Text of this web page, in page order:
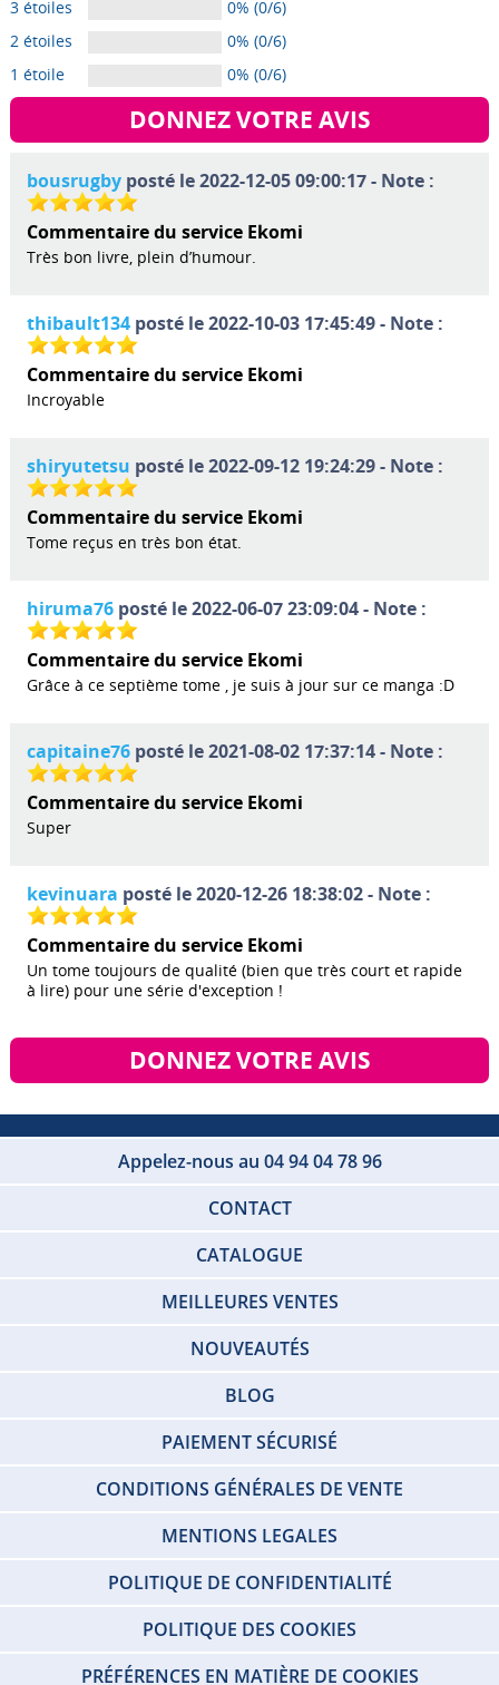
3 étoiles
0% (0/6)
2 étoiles
0% (0/6)
1 étoile
0% (0/6)
DONNEZ VOTRE AVIS
bousrugbyposté le 2022-12-05 09:00:17 - Note :
Commentaire du service Ekomi
Très bon livre, plein d’humour.
thibault134posté le 2022-10-03 17:45:49 - Note :
Commentaire du service Ekomi
Incroyable
shiryutetsu posté le 2022-09-12 19:24:29 - Note :
Commentaire du service Ekomi
Tome reçus en très bon état.
hiruma76posté le 2022-06-07 23:09:04 - Note :
Commentaire du service Ekomi
Grâce à ce septième tome , je suis à jour sur ce manga :D
capitaine76posté le 2021-08-02 17:37:14 - Note :
Commentaire du service Ekomi
Super
kevinuara posté le 2020-12-26 18:38:02 - Note :
Commentaire du service Ekomi
Un tome toujours de qualité (bien que très court et rapide
à lire) pour une série d'exception !
DONNEZ VOTRE AVIS
Appelez-nous au 04 94 04 78 96
CONTACT
CATALOGUE
MEILLEURES VENTES
NOUVEAUTÉS
BLOG
PAIEMENT SÉCURISÉ
CONDITIONS GÉNÉRALES DE VENTE
MENTIONS LEGALES
POLITIQUE DE CONFIDENTIALITÉ
POLITIQUE DES COOKIES
PRÉFÉRENCES EN MATIÈRE DE COOKIES